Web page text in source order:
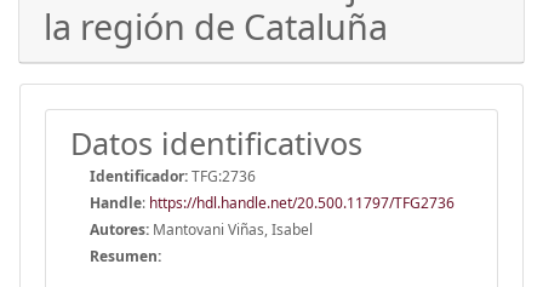
la región de Cataluña
Datos identificativos
Identificador:TFG:2736
Handle: https://hdl.handle.net/20.500.11797/TFG2736
Autores: Mantovani Viñas, Isabel
Resumen: